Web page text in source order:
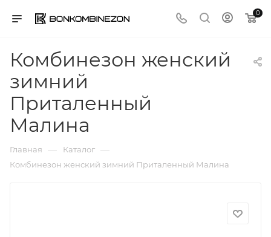
0
Комбинезон женский
зимний
Приталенный
Малина
Главная — Каталог —
Комбинезон женский зимний Приталенный Малина